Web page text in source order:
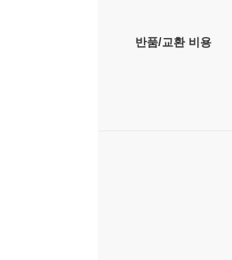
반품/교환 비용